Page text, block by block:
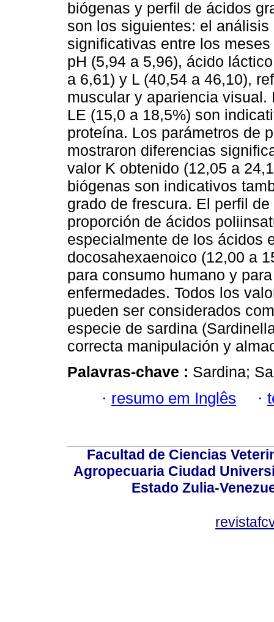
biógenas y perfil de ácidos
son los siguientes: el
significativas entre los
pH (5,94 a 5,96), ácido
a 6,61) y L (40,54 a 46,10),
muscular y apariencia
LE (15,0 a 18,5%) son
proteína. Los parámetros de
mostraron diferencias
valor K obtenido (12,05 a
biógenas son indicativos
grado de frescura. El perfil
proporción de ácidos
especialmente de los ácidos
docosahexaenoico (12,00 a
para consumo humano y
enfermedades. Todos los
pueden ser considerados
especie de sardina
correcta manipulación y
Palavras-chave : Sardina;
· resumo em Inglês ·
Facultad de Ciencias
Agropecuaria Ciudad
Estado Zulia-